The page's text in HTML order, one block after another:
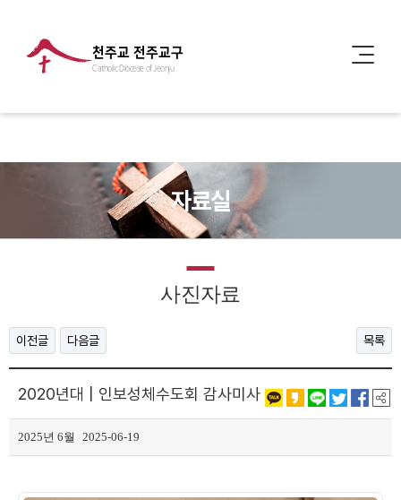
천주교 전주교구
Catholic Diocese of Jeonju
자료실
사진자료
이전글 다음글 목록
2020년대 | 인보성체수도회 감사미사
2025년 6월 2025-06-19